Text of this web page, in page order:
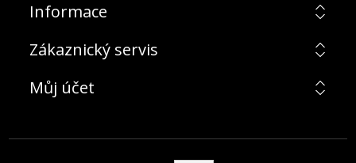
Informace
Zákaznický servis
Můj účet